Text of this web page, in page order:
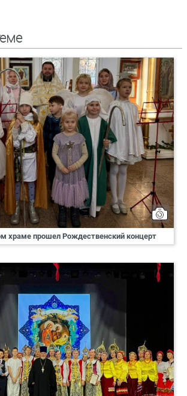
храме прошел Рождественский концерт